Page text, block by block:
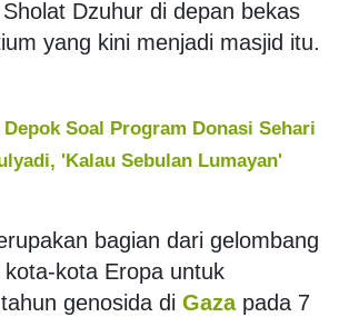
Dzuhur di depan bekas
yang kini menjadi masjid itu.
Soal Program Donasi Sehari
'Kalau Sebulan Lumayan'
bagian dari gelombang
kota Eropa untuk
genosida di Gaza pada 7